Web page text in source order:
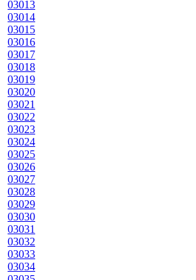
03013
03014
03015
03016
03017
03018
03019
03020
03021
03022
03023
03024
03025
03026
03027
03028
03029
03030
03031
03032
03033
03034